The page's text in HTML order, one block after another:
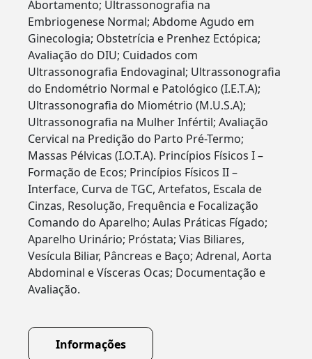
Abortamento; Ultrassonografia na
Embriogenese Normal; Abdome Agudo em
Ginecologia; Obstetrícia e Prenhez Ectópica;
Avaliação do DIU; Cuidados com
Ultrassonografia Endovaginal; Ultrassonografia
do Endométrio Normal e Patológico (I.E.T.A);
Ultrassonografia do Miométrio (M.U.S.A);
Ultrassonografia na Mulher Infértil; Avaliação
Cervical na Predição do Parto Pré-Termo;
Massas Pélvicas (I.O.T.A). Princípios Físicos I –
Formação de Ecos; Princípios Físicos II –
Interface, Curva de TGC, Artefatos, Escala de
Cinzas, Resolução, Frequência e Focalização
Comando do Aparelho; Aulas Práticas Fígado;
Aparelho Urinário; Próstata; Vias Biliares,
Vesícula Biliar, Pâncreas e Baço; Adrenal, Aorta
Abdominal e Vísceras Ocas; Documentação e
Avaliação.
Informações